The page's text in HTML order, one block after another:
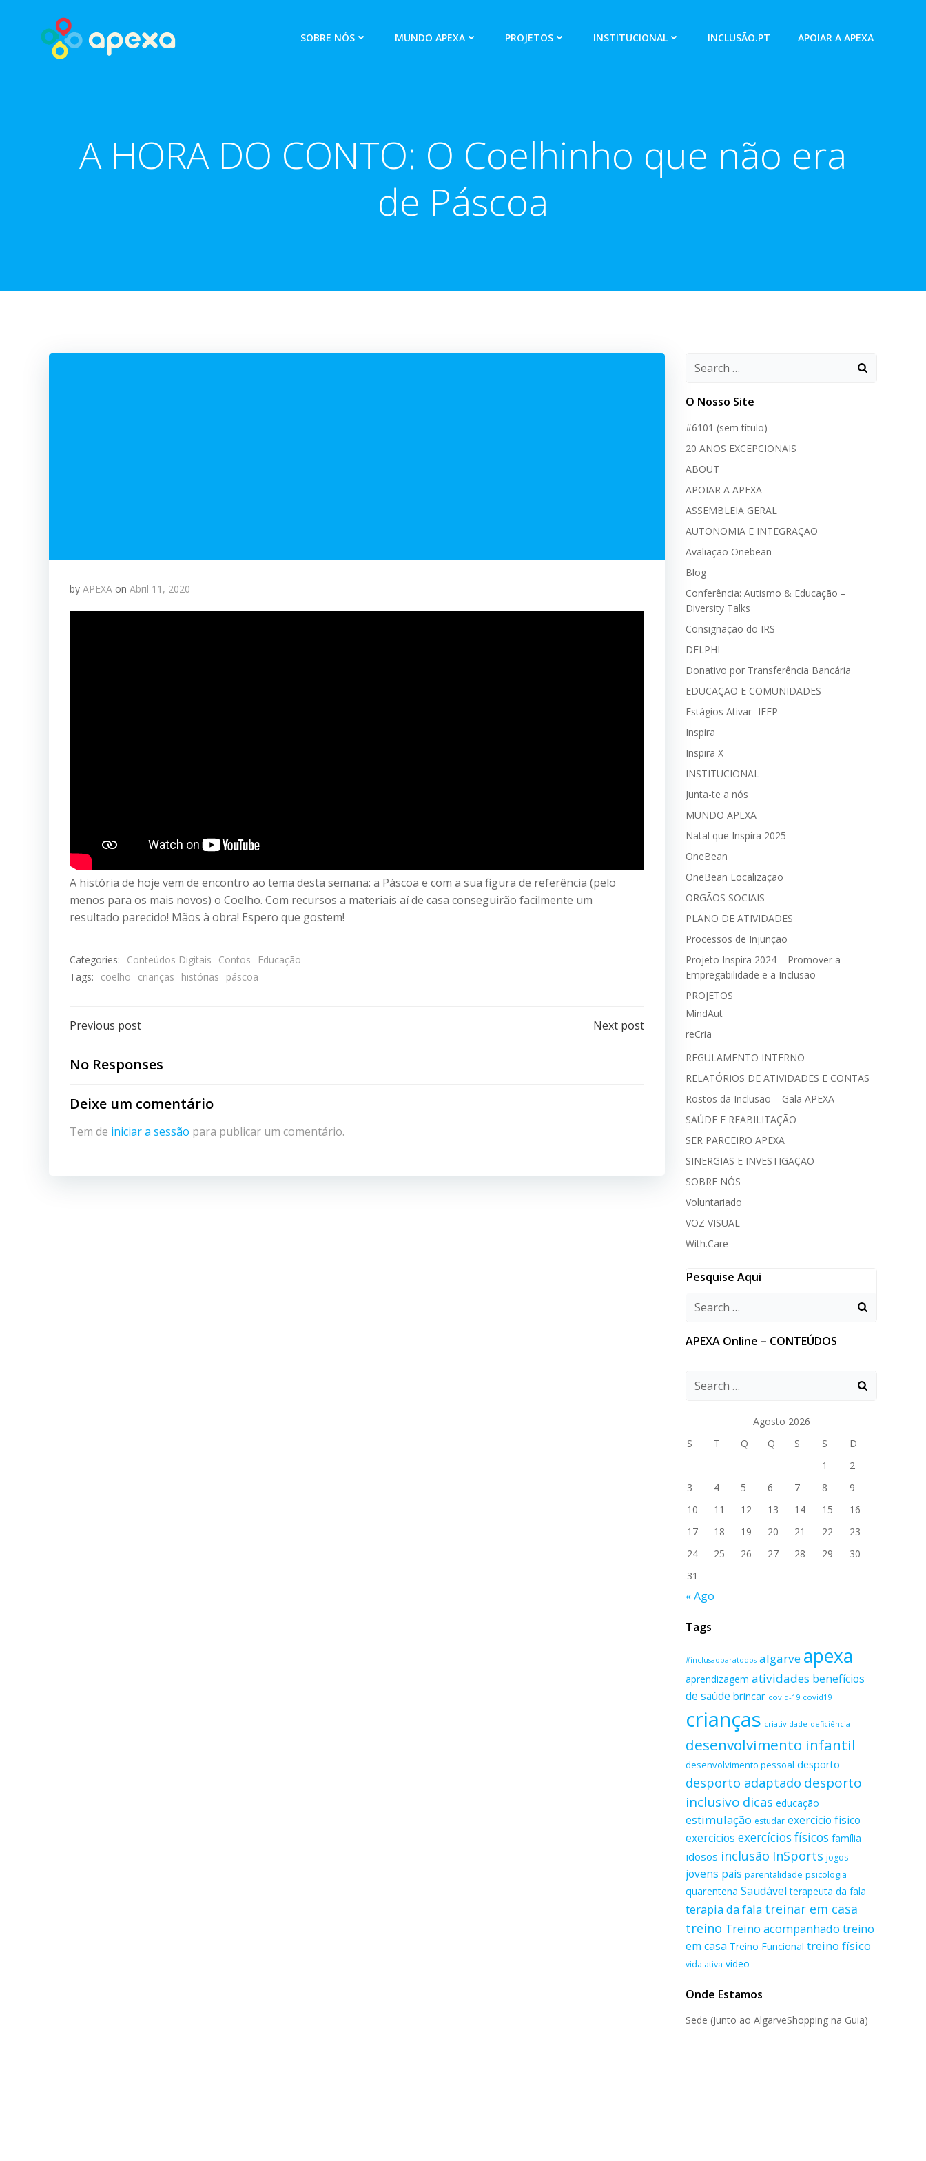
SOBRE NÓS MUNDO APEXA PROJETOS INSTITUCIONAL INCLUSÃO.PT APOIAR A APEXA
A HORA DO CONTO: O Coelhinho que não era
de Páscoa
by APEXA on Abril 11, 2020
A história de hoje vem de encontro ao tema desta semana: a Páscoa e com a sua figura de referência (pelo
menos para os mais novos) o Coelho. Com recursos a materiais aí de casa conseguirão facilmente um
resultado parecido! Mãos à obra! Espero que gostem!
Categories: Conteúdos Digitais Contos
Educação
Tags:
coelho crianças histórias páscoa
Post
navigation
Previous post Next post
No Responses
Deixe um comentário
Tem de iniciar a sessão para publicar um comentário.
O Nosso Site
#6101 (sem título)
20 ANOS EXCEPCIONAIS
ABOUT
APOIAR A APEXA
ASSEMBLEIA GERAL
AUTONOMIA E INTEGRAÇÃO
Avaliação Onebean
Blog
Conferência: Autismo & Educação –
Diversity Talks
Consignação do IRS
DELPHI
Donativo por Transferência Bancária
EDUCAÇÃO E COMUNIDADES
Estágios Ativar -IEFP
Inspira
Inspira X
INSTITUCIONAL
Junta-te a nós
MUNDO APEXA
Natal que Inspira 2025
OneBean
OneBean Localização
ORGÃOS SOCIAIS
PLANO DE ATIVIDADES
Processos de Injunção
Projeto Inspira 2024 – Promover a
Empregabilidade e a Inclusão
PROJETOS
MindAut
reCria
REGULAMENTO INTERNO
RELATÓRIOS DE ATIVIDADES E CONTAS
Rostos da Inclusão – Gala APEXA
SAÚDE E REABILITAÇÃO
SER PARCEIRO APEXA
SINERGIAS E INVESTIGAÇÃO
SOBRE NÓS
Voluntariado
VOZ VISUAL
With.Care
Pesquise Aqui
APEXA Online – CONTEÚDOS
Agosto 2026
S
T Q Q S S
D
1
2
3
4 5 6 7 8
9
10
11 12 13 14 15
16
17
18 19 20 21 22
23
24
25 26 27 28 29
30
31
« Ago
Tags
#inclusaoparatodos algarve apexa
aprendizagem atividades benefícios
de saúde brincar covid-19 covid19
crianças criatividade deficiência
desenvolvimento infantil
desenvolvimento pessoal desporto
desporto adaptado desporto
inclusivo dicas educação
estimulação estudar exercício físico
exercícios exercícios físicos família
idosos inclusão InSports jogos
jovens pais parentalidade psicologia
quarentena Saudável terapeuta da fala
terapia da fala treinar em casa
treino Treino acompanhado treino
em casa Treino Funcional treino físico
vida ativa video
Onde Estamos
Sede (Junto ao AlgarveShopping na Guia)